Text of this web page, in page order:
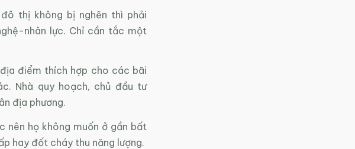
thị không bị nghẽn thì phải
nhân lực. Chỉ cần tắc một
điểm thích hợp cho các bãi
Nhà quy hoạch, chủ đầu tư
địa phương.
nên họ không muốn ở gần bất
hay đốt cháy thu năng lượng.